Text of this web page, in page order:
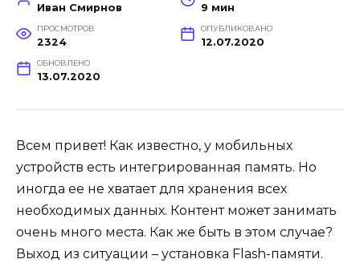
Иван Смирнов 9 мин
ПРОСМОТРОВ
2324
ОПУБЛИКОВАНО
12.07.2020
ОБНОВЛЕНО
13.07.2020
Всем привет! Как известно, у мобильных
устройств есть интегрированная память. Но
иногда ее не хватает для хранения всех
необходимых данных. Контент может занимать
очень много места. Как же быть в этом случае?
Выход из ситуации – установка Flash-памяти.